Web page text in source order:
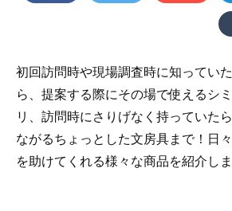
初回訪問時や現場調査時に知ってい
ら、提案する際にその場で使えるシ
リ、訪問時にさりげなく持っていた
ながるちょっとした文房具まで！日
を助けてくれる様々な商品を紹介しま